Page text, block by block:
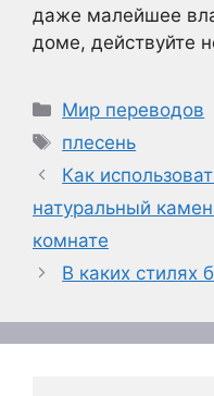
даже малейшее
доме, действуйте
Рубрики
Мир переводов
Метки
плесень
Как
натуральный
комнате
В каких стилях